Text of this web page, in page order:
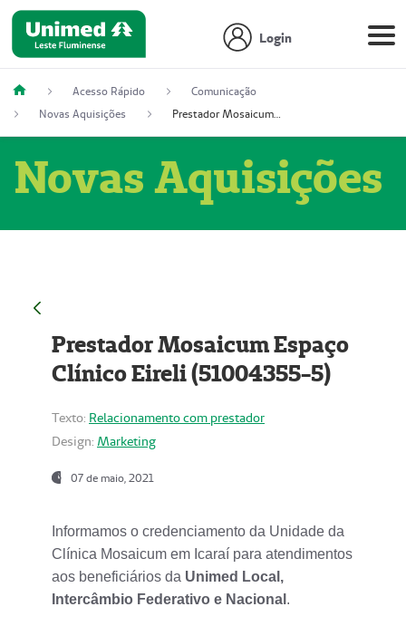
Login
Acesso Rápido
Comunicação
Novas Aquisições
Prestador Mosaicum Espaço Clínico Eireli (51004355-5)
Novas Aquisições
Prestador Mosaicum Espaço
Clínico Eireli (51004355-5)
Texto: Relacionamento com prestador
Design: Marketing
07 de maio, 2021
Informamos o credenciamento da Unidade da
Clínica Mosaicum em Icaraí para atendimentos
aos beneficiários da Unimed Local,
Intercâmbio Federativo e Nacional .